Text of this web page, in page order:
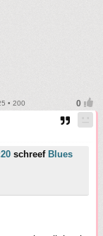
• 200
schreef Blues